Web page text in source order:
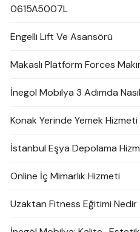
0615A5007L
Engelli Lift Ve Asansörü
Makaslı Platform Forces
İnegöl Mobilya 3 Adımda
Konak Yerinde Yemek Hizmeti
İstanbul Eşya Depolama
Online İç Mimarlık Hizmeti
Uzaktan Fitness Eğitimi Nedir